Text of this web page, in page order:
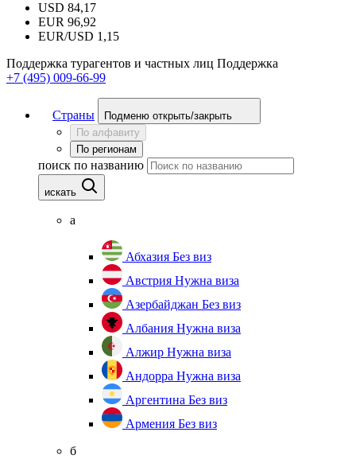
USD 84,17
EUR 96,92
EUR/USD 1,15
Поддержка турагентов и частных лиц Поддержка
+7 (495) 009-66-99
Страны
Подменю открыть/закрыть
По алфавиту
По регионам
поиск по названию
искать
а
Абхазия Без виз
Австрия Нужна виза
Азербайджан Без виз
Албания Нужна виза
Алжир Нужна виза
Андорра Нужна виза
Аргентина Без виз
Армения Без виз
б